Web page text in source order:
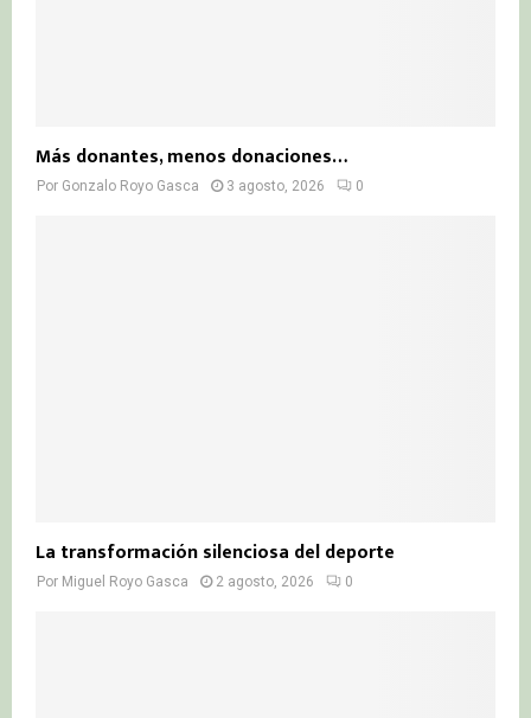
Más donantes, menos donaciones…
Por Gonzalo Royo Gasca 3 agosto, 2026 0
La transformación silenciosa del deporte
Por Miguel Royo Gasca 2 agosto, 2026 0